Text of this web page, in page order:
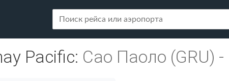
Pacific: Сао Паоло (GRU) -